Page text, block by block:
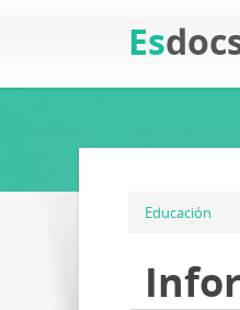
Es
Educación